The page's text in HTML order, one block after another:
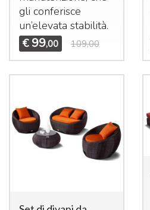
gli conferisce
un’elevata stabilità.
€ 99,00 109,00